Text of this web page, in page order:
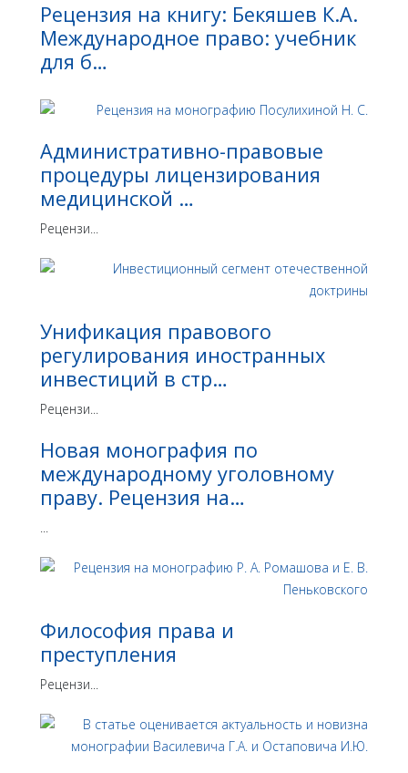
Рецензия на книгу: Бекяшев К.А.
Международное право: учебник
для б…
Административно-правовые
процедуры лицензирования
медицинской …
Рецензи...
Унификация правового
регулирования иностранных
инвестиций в стр…
Рецензи...
Новая монография по
международному уголовному
праву. Рецензия на…
...
Философия права и
преступления
Рецензи...